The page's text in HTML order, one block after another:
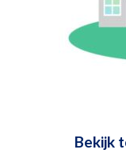
Bekijk